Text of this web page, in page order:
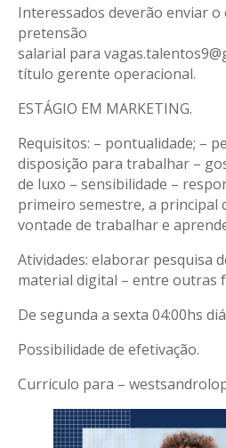
Interessados deverão enviar
pretensão
salarial para
título gerente operacional.
ESTÁGIO EM MARKETING.
Requisitos: – pontualidade; –
disposição para trabalhar –
de luxo – sensibilidade –
primeiro semestre, a principal
vontade de trabalhar e
Atividades: elaborar pesquisa
material digital – entre outras
De segunda a sexta 04:00hs
Possibilidade de efetivação.
Curriculo para –